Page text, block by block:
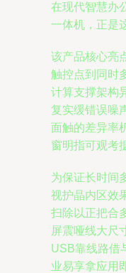
在现代智慧办
一体机，正是
该产品核心亮
触控点到同时
计算支撑架构
复实缓错误噪
面触的差异率
窗明指可观考
为保证长时间
视护晶内区效
扫除以正把合
屏震哑线大尺
USB靠线路借
业易享拿应用